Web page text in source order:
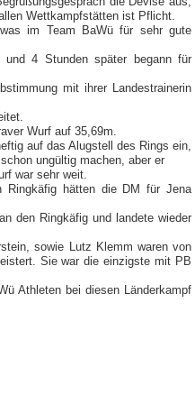
Wettkampfstätten ist Pflicht.
im Team BaWü für sehr gute
und 4 Stunden später begann für
mit ihrer Landestrainerin
Wurf auf 35,69m.
auf das Alugstell des Rings ein,
ungültig machen, aber er
war sehr weit.
Ringkäfig hätten die DM für Jena
den Ringkäfig und landete wieder
sowie Lutz Klemm waren von
Sie war die einzigste mit PB
Athleten bei diesen Länderkampf